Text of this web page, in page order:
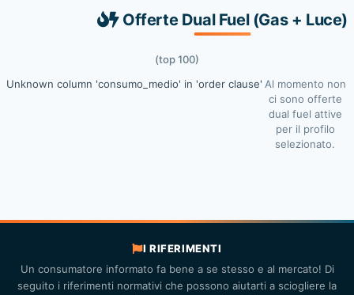
Offerte Dual Fuel (Gas + Luce)
(top 100)
Unknown column 'consumo_medio' in 'order clause' Al momento non
ci sono offerte
dual fuel attive
per il profilo
selezionato.
I RIFERIMENTI
Un consumatore informato fa bene a se stesso e al mercato! Di
seguito i riferimenti normativi che possono aiutarti a sciogliere la